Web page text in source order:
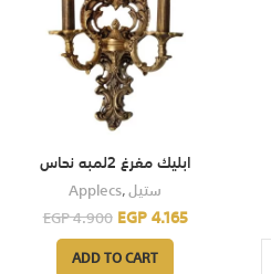
ابليك مفرغ 2لمبه نحاس
Applecs,ستيل
EGP4.900EGP4.165
ADD TO CART